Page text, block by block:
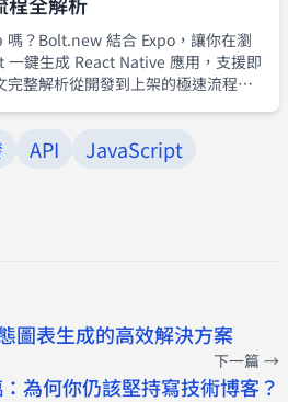
？Bolt.new 結合 Expo，讓你在瀏
鍵生成 React Native 應用，支援即
整解析從開發到上架的極速流程，
API
JavaScript
圖表生成的高效解決方案
下一篇 →
為何你仍該堅持寫技術博客？